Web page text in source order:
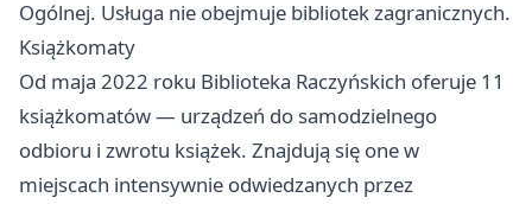
Ogólnej. Usługa nie obejmuje bibliotek zagranicznych.
Książkomaty
Od maja 2022 roku Biblioteka Raczyńskich oferuje 11
książkomatów — urządzeń do samodzielnego
odbioru i zwrotu książek. Znajdują się one w
miejscach intensywnie odwiedzanych przez